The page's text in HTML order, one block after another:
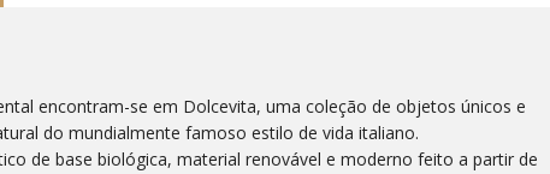
encontram-se em Dolcevita, uma coleção de objetos únicos e
do mundialmente famoso estilo de vida italiano.
de base biológica, material renovável e moderno feito a partir de